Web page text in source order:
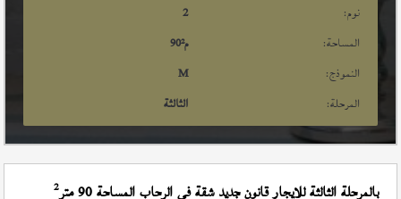
نوم:
2
المساحة:
90م²
النموذج:
M
المرحلة:
الثالثة
بالمرحلة الثالثة للإيجار قانون جديد شقة في الرحاب المساحة 90 متر 2